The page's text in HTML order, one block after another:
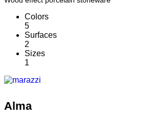
Colors
5
Surfaces
2
Sizes
1
Alma